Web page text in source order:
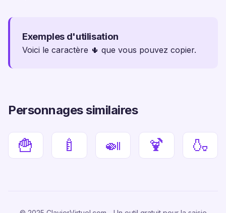
Exemples d'utilisation
Voici le caractère 🌵 que vous pouvez copier.
Personnages similaires
🍟 🍼 🍛 🍹 🍶